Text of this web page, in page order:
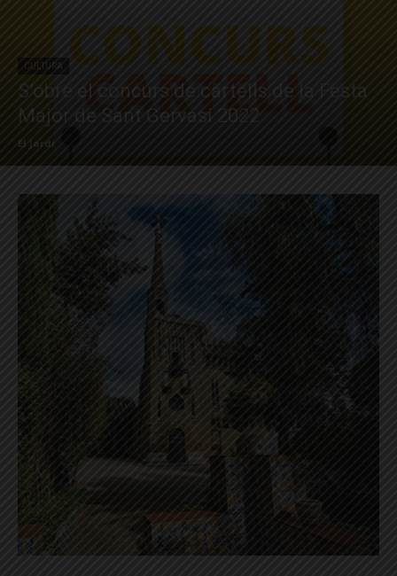
CULTURA
S’obre el concurs de cartells de la Festa
Major de Sant Gervasi 2022
El Jardí